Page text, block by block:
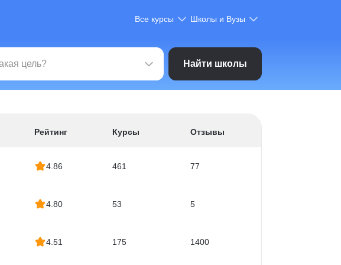
Все курсы Школы и Вузы
Найти школы
Рейтинг Курсы Отзывы
4.86 461 77
4.80 53 5
4.51 175 1400